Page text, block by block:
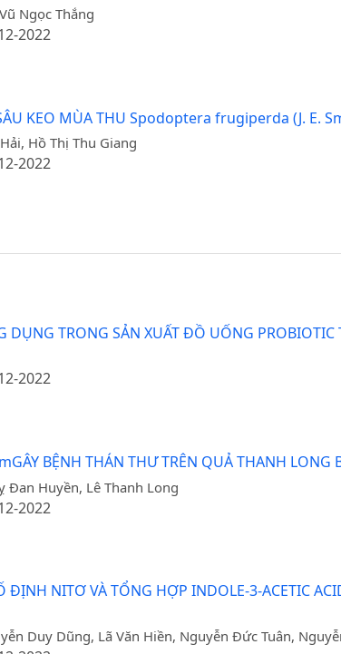
Ngọc Thắng
2022
KEO MÙA THU Spodoptera frugiperda (J. E.
Hồ Thị Thu Giang
2022
DỤNG TRONG SẢN XUẤT ĐỒ UỐNG PROBIOTIC
2022
BỆNH THÁN THƯ TRÊN QUẢ THANH
Đan Huyền, Lê Thanh Long
2022
NITƠ VÀ TỔNG HỢP INDOLE-3-ACETIC
Duy Dũng, Lã Văn Hiền, Nguyễn Đức Tuân,